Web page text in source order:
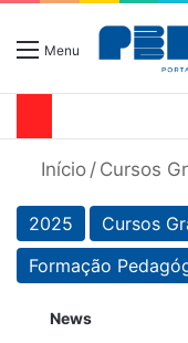
Menu
Início / Cursos
2025 Cursos
Formação
News